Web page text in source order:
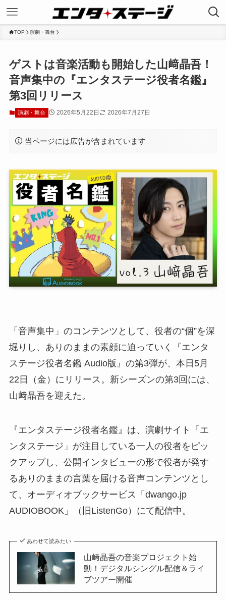
TOP 演劇・舞台
ゲストは音楽活動も開始した山﨑晶吾！
音声集中の『エンタステージ役者名鑑』
第3回リリース
演劇・舞台 2026年5月22日 2026年7月27日
当ページには広告が含まれています
「音声集中」のコンテンツとして、役者の“個”を深
堀りし、ありのままの素顔に迫っていく『エンタ
ステージ役者名鑑 Audio版』の第3弾が、本日5月
22日（金）にリリース。新シーズンの第3回には、
山﨑晶吾を迎えた。
『エンタステージ役者名鑑』は、演劇サイト「エ
ンタステージ」が注目している一人の役者をピッ
クアップし、公開インタビューの形で役者が発す
るありのままの言葉を届ける音声コンテンツとし
て、オーディオブックサービス「dwango.jp
AUDIOBOOK」（旧ListenGo）にて配信中。
あわせて読みたい
山﨑晶吾の音楽プロジェクト始
動！デジタルシングル配信＆ライ
ブツアー開催